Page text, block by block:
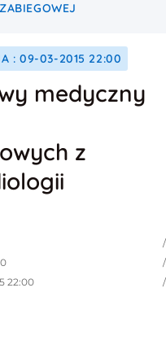
: 09-03-2015 22:00
medyczny
z
22:00